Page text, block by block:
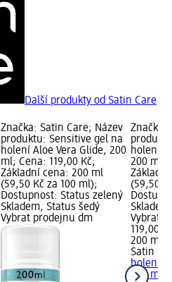
Další produkty od Satin Care
Značka: Satin Care; Název
produktu: Sensitive gel na
holení Aloe Vera Glide, 200
ml; Cena: 119,00 Kč;
Základní cena: 200 ml
(59,50 Kč za 100 ml);
Dostupnost: Status zelený
Skladem, Status šedý
Vybrat prodejnu dm
Značka:
holení
200 ml;
(59,50
Vybrat
119,00
200 ml
Satin
holení
200 ml